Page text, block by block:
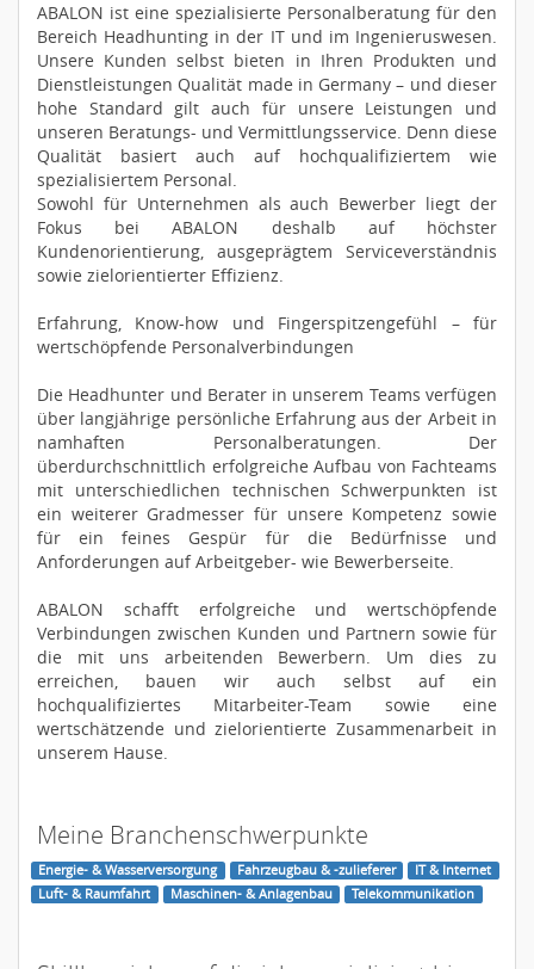
ABALON ist eine spezialisierte Personalberatung für den
Bereich Headhunting in der IT und im Ingenieruswesen.
Unsere Kunden selbst bieten in Ihren Produkten und
Dienstleistungen Qualität made in Germany – und dieser
hohe Standard gilt auch für unsere Leistungen und
unseren Beratungs- und Vermittlungsservice. Denn diese
Qualität basiert auch auf hochqualifiziertem wie
spezialisiertem Personal.
Sowohl für Unternehmen als auch Bewerber liegt der
Fokus bei ABALON deshalb auf höchster
Kundenorientierung, ausgeprägtem Serviceverständnis
sowie zielorientierter Effizienz.
Erfahrung, Know-how und Fingerspitzengefühl – für
wertschöpfende Personalverbindungen
Die Headhunter und Berater in unserem Teams verfügen
über langjährige persönliche Erfahrung aus der Arbeit in
namhaften Personalberatungen. Der
überdurchschnittlich erfolgreiche Aufbau von Fachteams
mit unterschiedlichen technischen Schwerpunkten ist
ein weiterer Gradmesser für unsere Kompetenz sowie
für ein feines Gespür für die Bedürfnisse und
Anforderungen auf Arbeitgeber- wie Bewerberseite.
ABALON schafft erfolgreiche und wertschöpfende
Verbindungen zwischen Kunden und Partnern sowie für
die mit uns arbeitenden Bewerbern. Um dies zu
erreichen, bauen wir auch selbst auf ein
hochqualifiziertes Mitarbeiter-Team sowie eine
wertschätzende und zielorientierte Zusammenarbeit in
unserem Hause.
Meine Branchenschwerpunkte
Energie- & Wasserversorgung Fahrzeugbau & -zulieferer
IT & Internet
Luft- & Raumfahrt
Maschinen- & Anlagenbau Telekommunikation